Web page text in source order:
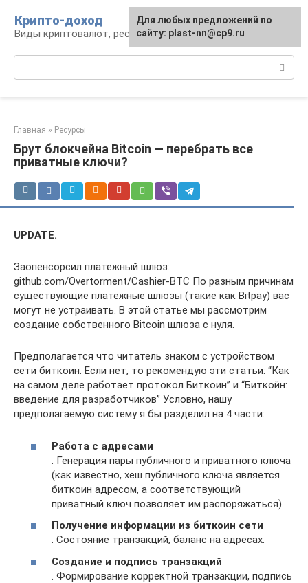
контенту
Крипто-доход
Виды криптовалют, ресурсы и сервисы
Главная » Ресурсы
Брут блокчейна Bitcoin — перебрать все
приватные ключи?
UPDATE.
Заопенсорсил платежный шлюз:
github.com/Overtorment/Cashier-BTC По разным причинам
существующие платежные шлюзы (такие как Bitpay) вас
могут не устраивать. В этой статье мы рассмотрим
создание собственного Bitcoin шлюза с нуля.
Предполагается что читатель знаком с устройством
сети биткоин. Если нет, то рекомендую эти статьи: “Как
на самом деле работает протокол Биткоин” и “Биткойн:
введение для разработчиков” Условно, нашу
предполагаемую систему я бы разделил на 4 части:
Работа с адресами
. Генерация пары публичного и приватного ключа
(как известно, хеш публичного ключа является
биткоин адресом, а соответствующий
приватный ключ позволяет им распоряжаться)
Получение информации из биткоин сети
. Состояние транзакций, баланс на адресах.
Создание и подпись транзакций
. Формирование корректной транзакции, подпись
Для любых предложений по
сайту: plast-nn@cp9.ru